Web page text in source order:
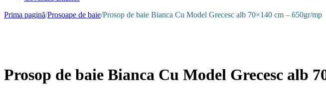
Prima pagină/Prosoape de baie/Prosop de baie Bianca Cu Model Grecesc alb 70×140 cm – 650gr/mp
Prosop de baie Bianca Cu Model Grecesc alb